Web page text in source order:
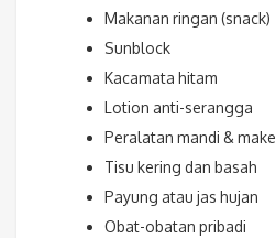
Makanan ringan (snack)
Sunblock
Kacamata hitam
Lotion anti-serangga
Peralatan mandi &
Tisu kering dan basah
Payung atau jas hujan
Obat-obatan pribadi